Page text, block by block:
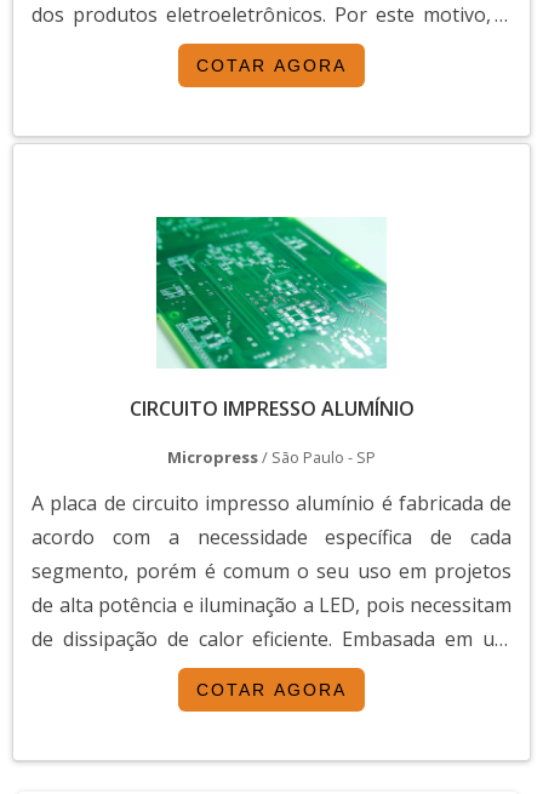
dos produtos eletroeletrônicos. Por este motivo, o
componente garante diversos benefícios, como por
exemplo: O produto garante o bom funcionamento
instalação; Permite a manutenção e substituição de
COTAR AGORA
CIRCUITO IMPRESSO ALUMÍNIO
Micropress/ São Paulo - SP
A placa de circuito impresso alumínio é fabricada de
acordo com a necessidade específica de cada
segmento, porém é comum o seu uso em projetos
de alta potência e iluminação a LED, pois necessitam
de dissipação de calor eficiente. Embasada em um
projeto pré-estabelecido, a fabricação do
componente é desenvolvido de modo rápido e
COTAR AGORA